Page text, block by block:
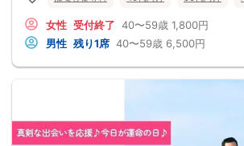
女性 受付終了 40〜59歳 1,800円
男性 残り1席 40〜59歳 6,500円